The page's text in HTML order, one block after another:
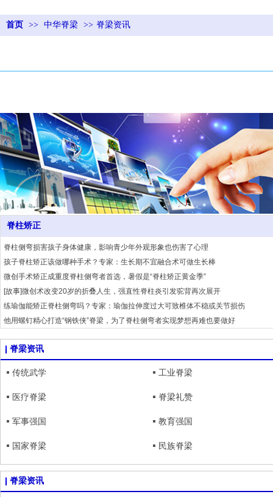
首页 >> 中华脊梁 >> 脊梁资讯
脊柱矫正
脊柱侧弯损害孩子身体健康，影响青少年外观形象也伤害了心理
孩子脊柱矫正该做哪种手术？专家：生长期不宜融合术可做生长棒
微创手术矫正成重度脊柱侧弯者首选，暑假是“脊柱矫正黄金季”
[故事]微创术改变20岁的折叠人生，强直性脊柱炎引发驼背再次展开
练瑜伽能矫正脊柱侧弯吗？专家：瑜伽拉伸度过大可致椎体不稳或关节损伤
他用螺钉精心打造“钢铁侠”脊梁，为了脊柱侧弯者实现梦想再难也要做好
脊柱侧弯手术矫正，影响孩子的生长发育吗？
腰椎骨折微创置支架伤口小，恢复快
脊梁资讯
传统武学 工业脊梁
医疗脊梁 脊梁礼赞
军事强国 教育强国
国家脊梁 民族脊梁
脊梁资讯